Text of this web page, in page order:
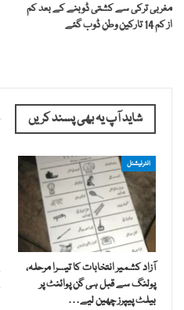
مغربی ترکی سے کشتی ڈوبنے کے بعد کم
از کم 14 تارکین وطن ڈوب گئے
شاید آپ یہ بھی پسند کریں
انٹرنیشنل
آزاد کشمیر انتخابات کا تیسرا مرحلہ،
پولنگ سے قبل ہی گن پوائنٹ پر
بیلٹ پیپرز چھین لیے…